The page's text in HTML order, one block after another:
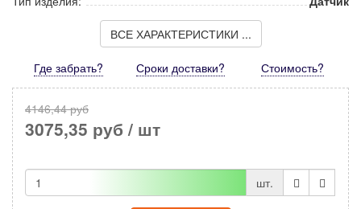
ВСЕ ХАРАКТЕРИСТИКИ ...
Где забрать? Сроки доставки? Стоимость?
4146,44 руб
3075,35 руб / шт
шт.